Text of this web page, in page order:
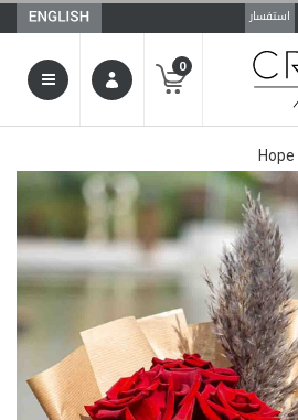
استفسار
0
Hope